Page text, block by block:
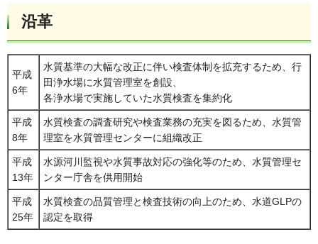
沿革
平成
6年
水質基準の大幅な改正に伴い検査体制を拡充するため、行
田浄水場に水質管理室を創設、
各浄水場で実施していた水質検査を集約化
平成
8年
水質検査の調査研究や検査業務の充実を図るため、水質管
理室を水質管理センターに組織改正
平成
13年
水源河川監視や水質事故対応の強化等のため、水質管理セ
ンター庁舎を供用開始
平成
25年
水質検査の品質管理と検査技術の向上のため、水道GLPの
認定を取得